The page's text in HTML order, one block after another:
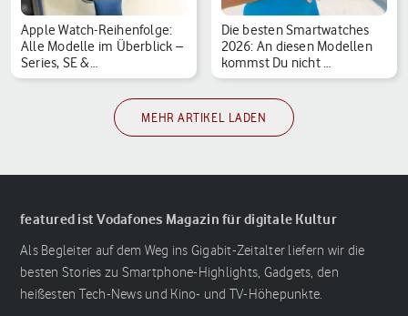
Apple Watch-Reihenfolge:
Alle Modelle im Überblick –
Series, SE &…
Die besten Smartwatches
2026: An diesen Modellen
kommst Du nicht …
MEHR ARTIKEL LADEN
featured ist Vodafones Magazin für digitale Kultur
Als Begleiter auf dem Weg ins Gigabit-Zeitalter liefern wir die
besten Stories zu Smartphone-Highlights, Gadgets, den
heißesten Tech-News und Kino- und TV-Höhepunkte.